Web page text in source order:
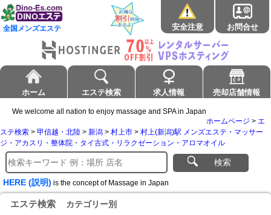
全国メンズエステ 安全注意 お問合せ
ホーム エステ検索 求人情報 売却店舗情報
We welcome all nation to enjoy massage and SPA in Japan
ホームページ > エ
ステ検索 > 甲信越・北陸 > 新潟 > 村上市 > 村上(新潟)駅 メンズエステ・マッサー
ジ・アカスリ・整体院・タイ古式・リラクゼーション・アロマオイル
検索
HERE (説明) is the concept of Massage in Japan
エステ検索 カテゴリー別